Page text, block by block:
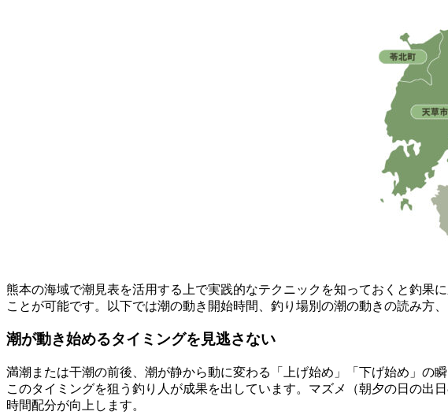
熊本の海域で潮見表を活用する上で実践的なテクニックを知っておくと釣果
ことが可能です。以下では潮の動き開始時間、釣り場別の潮の動きの読み方
潮が動き始めるタイミングを見逃さない
満潮または干潮の前後、潮が静から動に変わる「上げ始め」「下げ始め」の
このタイミングを狙う釣り人が成果を出しています。マズメ（朝夕の日の
時間配分が向上します。